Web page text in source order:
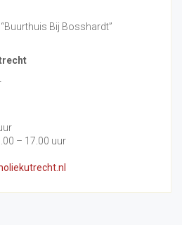
Bij Bosshardt”
– 17.00 uur